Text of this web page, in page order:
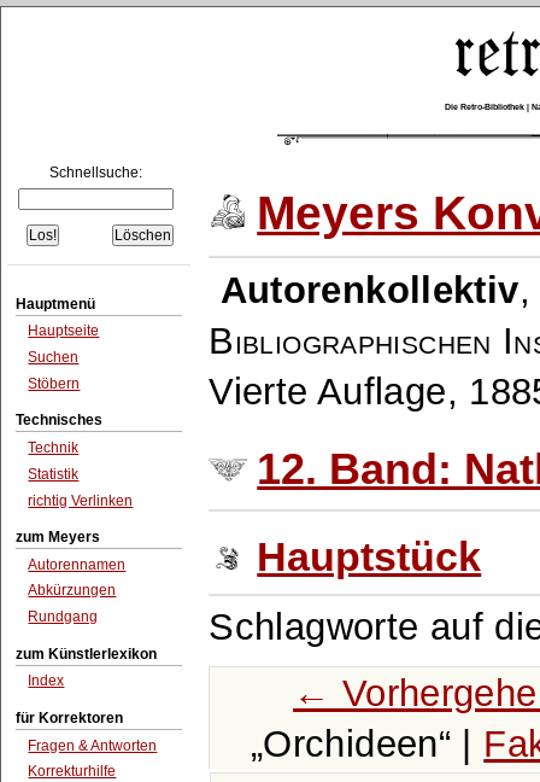
Die Retro-Bibliothek |
Schnellsuche:
Hauptmenü
Hauptseite
Suchen
Stöbern
Technisches
Technik
Statistik
richtig Verlinken
zum Meyers
Autorennamen
Abkürzungen
Rundgang
zum Künstlerlexikon
Index
für Korrektoren
Fragen & Antworten
Korrekturhilfe
Meyers
Autorenkollektiv
Bibliographischen
Vierte Auflage,
12. Band:
Hauptstück
Schlagworte auf
←
Orchideen